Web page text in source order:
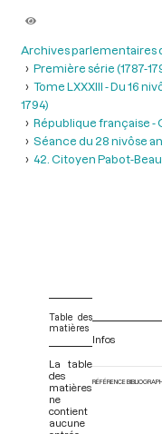
Archives parlementaires
Première série (1787-
Tome LXXXIII - Du 16
1794)
République française -
Séance du 28 nivôse an
42. Citoyen Pabot-
Table des
matières
La table
des
matières
ne
contient
aucune
Infos
RÉFÉRENCE